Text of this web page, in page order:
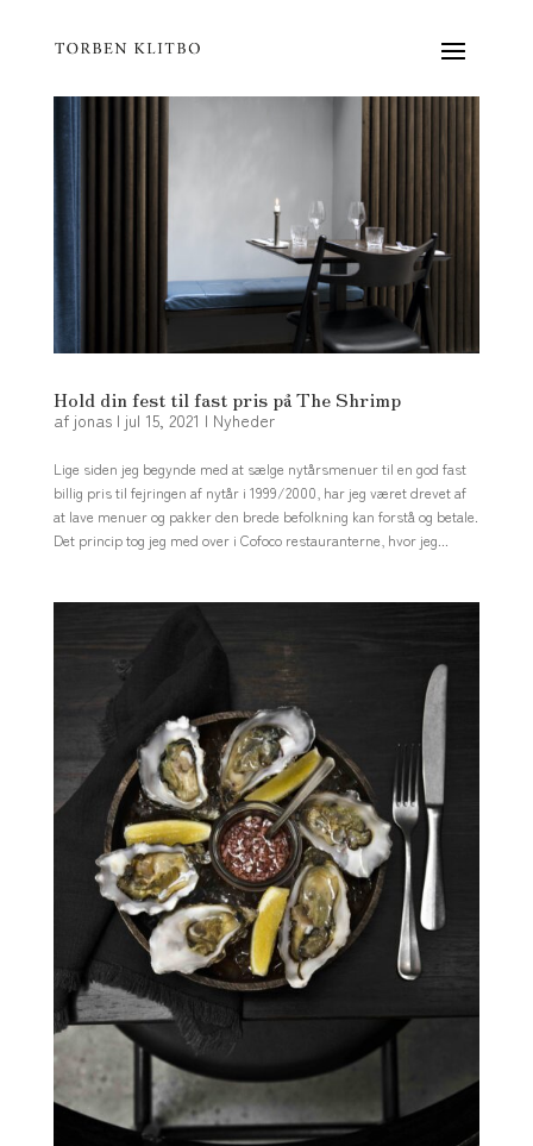
Hold din fest til fast pris på The Shrimp
af jonas| jul 15, 2021 | Nyheder
Lige siden jeg begynde med at sælge nytårsmenuer til en god fast
billig pris til fejringen af nytår i 1999/2000, har jeg været drevet af
at lave menuer og pakker den brede befolkning kan forstå og betale.
Det princip tog jeg med over i Cofoco restauranterne, hvor jeg...